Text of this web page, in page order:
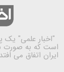
"اخبار علمی" یک
است که به صورت
ایران اتفاق می